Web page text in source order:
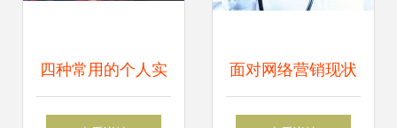
四种常用的个人实
名认证api接口介绍
面对网络营销现状
及趋势，信息系统